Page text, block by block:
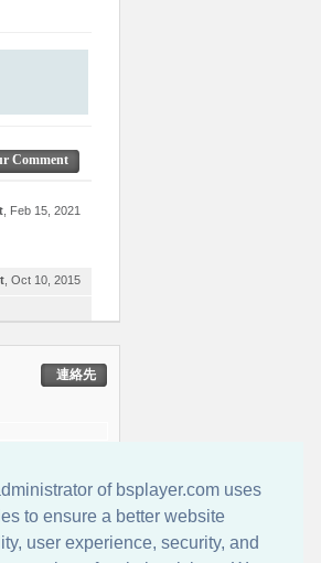
of bsplayer.com uses
to ensure a better website
user experience, security, and
Comment
, Feb 15, 2021
, Oct 10, 2015
連絡先